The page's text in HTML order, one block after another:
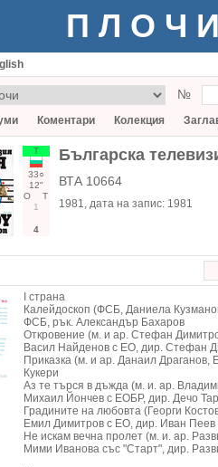
№
Коментари Колекция
Т
33○
12"
О
Т
1
4
Българска
ВТА 10664
1981, дата на запис: 1981
I страна
Калейдоскоп (ФСБ, Даниела
ФСБ, рък. Александър Бахаров
Откровение (м. и ар. Стефан
Васил Найденов с ЕО, дир. Стефан
Приказка (м. и ар. Данаил
Кукери
Аз те търся в дъжда (м. и. ар.
Михаил Йончев с ЕОБР, дир. Дечо
Градините на любовта (Георги
Емил Димитров с ЕО, дир. Иван Пеев
Не искам вечна пролет (м. и. ар.
Мими Иванова със "Старт", дир.